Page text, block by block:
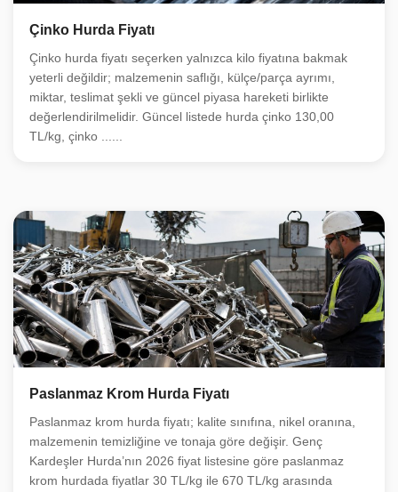
Çinko Hurda Fiyatı
Çinko hurda fiyatı seçerken yalnızca kilo fiyatına bakmak
yeterli değildir; malzemenin saflığı, külçe/parça ayrımı,
miktar, teslimat şekli ve güncel piyasa hareketi birlikte
değerlendirilmelidir. Güncel listede hurda çinko 130,00
TL/kg, çinko ......
Paslanmaz Krom Hurda Fiyatı
Paslanmaz krom hurda fiyatı; kalite sınıfına, nikel oranına,
malzemenin temizliğine ve tonaja göre değişir. Genç
Kardeşler Hurda’nın 2026 fiyat listesine göre paslanmaz
krom hurdada fiyatlar 30 TL/kg ile 670 TL/kg arasında